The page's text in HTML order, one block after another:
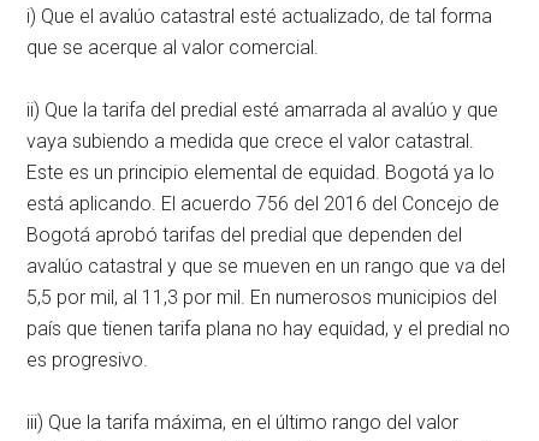
i) Que el avalúo catastral esté actualizado, de tal forma
que se acerque al valor comercial.
ii) Que la tarifa del predial esté amarrada al avalúo y que
vaya subiendo a medida que crece el valor catastral.
Este es un principio elemental de equidad. Bogotá ya lo
está aplicando. El acuerdo 756 del 2016 del Concejo de
Bogotá aprobó tarifas del predial que dependen del
avalúo catastral y que se mueven en un rango que va del
5,5 por mil, al 11,3 por mil. En numerosos municipios del
país que tienen tarifa plana no hay equidad, y el predial no
es progresivo.
iii) Que la tarifa máxima, en el último rango del valor